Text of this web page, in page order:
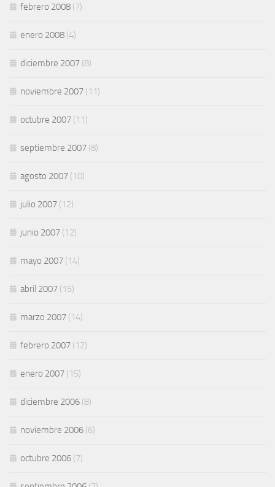
febrero 2008 (7)
enero 2008 (4)
diciembre 2007 (8)
noviembre 2007 (11)
octubre 2007 (11)
septiembre 2007 (8)
agosto 2007 (10)
julio 2007 (12)
junio 2007 (12)
mayo 2007 (14)
abril 2007 (15)
marzo 2007 (14)
febrero 2007 (12)
enero 2007 (15)
diciembre 2006 (8)
noviembre 2006 (6)
octubre 2006 (7)